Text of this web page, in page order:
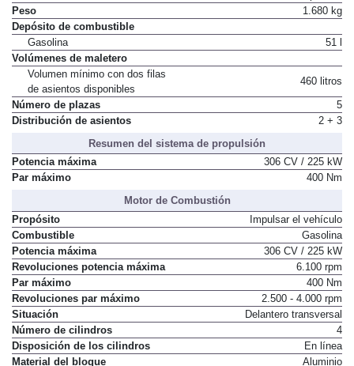
Factor de resistencia
No disponible
Peso
Depósito de combustible
Gasolina
Volúmenes de maletero
Volumen mínimo con dos filas
de asientos disponibles
Número de plazas
5
Resumen del sistema de propulsión
Potencia máxima
306 CV / 225 kW
Motor de Combustión
Propósito
Impulsar el vehículo
Combustible
Gasolina
Potencia máxima
306 CV / 225 kW
Revoluciones potencia máxima
6.100 rpm
Par máximo
400 Nm
Revoluciones par máximo
2.500 - 4.000 rpm
Situación
Delantero transversal
Número de cilindros
4
Disposición de los cilindros
En línea